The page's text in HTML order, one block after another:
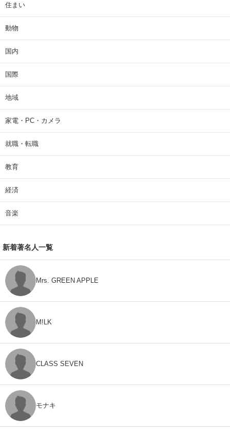
住まい
動物
国内
国際
地域
家電・PC・カメラ
就職・転職
教育
経済
音楽
新着著名人一覧
Mrs. GREEN APPLE
M!LK
CLASS SEVEN
モナキ